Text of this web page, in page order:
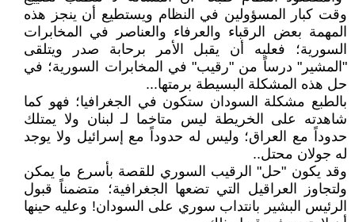
وقت كبار المسؤولين في النظام ويستطيع أن ينجز هذه
المهمة بعض الرقباء والعرفاء والعناصر في المخابرات
السورية؛ فعليه أن يقبل الأمر برحابة صدر ويتلقى
"المشير" درساً من "رقيب" في المخابرات السورية؛ في
حل هذه المشكلة البسيطة برمتها...
بالطبع مشكلة السودان ستكون في الجغرافيا؛ فهو كما
شاهدته على الخريطة ليس متاخما لـ لبنان ولا يمتلك
حدوداً مع العراق؛ وليس له حدوداً مع إسرائيل ولا يوجد
له جولان محتل..
وقد يكون "حل" الرقيب السوري للقصة بأسرع ما يمكن
ولتجاوز العراقيل التي تضعها الجغرافية؛ متضمناً قبول
الرئيس البشير بانتداب سوري على السودان! وعليه حينها